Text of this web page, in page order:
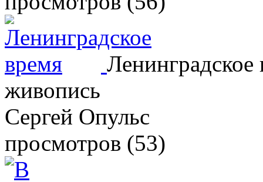
Ленинградское
живопись
Сергей Опульс
просмотров (53)